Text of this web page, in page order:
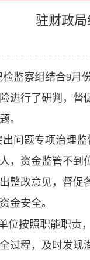
驻财政
监察组结合9月
进行了研判，督
。
问题专项治理
，资金监管不
整改意见，督
金安全。
位按照职能职责
过程，及时发